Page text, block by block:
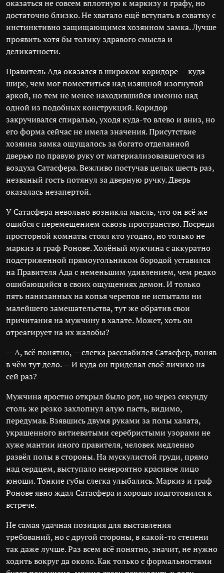
оказаться не совсем вплотную к маркизу и графу, но
достаточно близко. Не хватало ещё вступать в схватку с
инстинктивно защищающимся хозяином замка. Лучше
проявить хотя бы толику здравого смысла и
деликатности.
Правитель Ада оказался в широком коридоре — куда
шире, чем мог поместиться над изящной изогнутой
аркой, но тем не менее находившийся именно над
одной из подобных конструкций. Коридор
закручивался спиралью, уходя куда-то влево и вниз, но
его форма сейчас не имела значения. Присутствие
хозяина замка ощущалось за богато отделанной
дверью по правую руку от материализовавшегося из
воздуха Сатасфера. Вежливо постучав целых шесть раз,
незваный гость потянул за дверную ручку. Дверь
оказалась незапертой.
У Сатасфера невольно возникла мысль, что он всё же
ошибся с перемещением сквозь пространство. Посреди
просторной комнаты стоял кто угодно, но только не
маркиз и граф Ронове. Холёный мужчина с аккуратно
подстриженной прямоугольником бородой уставился
на Правителя Ада с неменьшим удивлением, чем редко
ошибающийся в своих ощущениях демон. И только
пять нанизанных на копья черепов не испытали ни
малейшего замешательства, тут же обратив свои
причитания на мужчину в халате. Может, хоть он
отреагирует на их жалобы?
— А, всё понятно, — слегка расслабился Сатасфер, поняв
в чём тут дело. — И куда он приделал своё личико на
сей раз?
Мужчина яростно открыл было рот, но через секунду
столь же резко захлопнул алую пасть, видимо,
передумав. Взявшись двумя руками за полы халата,
украшенного витиеватыми серебристыми узорами не
хуже мантии иного правителя, человек медленно
развёл полы в стороны. На мускулистой груди, прямо
над сердцем, выступало невероятно красивое лицо
юноши. Тонкие губы слегка улыбались. Маркиз и граф
Ронове явно ждал Сатасфера и хорошо подготовился к
встрече.
Не самая удачная позиция для выставления
требований, но с другой стороны, в какой-то степени
так даже лучше. Раз всем всё понятно, значит, не нужно
ходить вокруг да около. Как только с формальностями